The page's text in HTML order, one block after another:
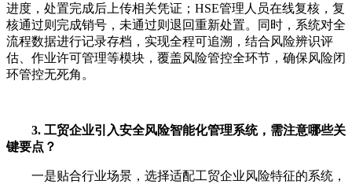
进度，处置完成后上传相关凭证；HSE管理人员在线复核，复
核通过则完成销号，未通过则退回重新处置。同时，系统对全
流程数据进行记录存档，实现全程可追溯，结合风险辨识评
估、作业许可管理等模块，覆盖风险管控全环节，确保风险闭
环管控无死角。
3. 工贸企业引入安全风险智能化管理系统，需注意哪些关
键要点？
一是贴合行业场景，选择适配工贸企业风险特征的系统，